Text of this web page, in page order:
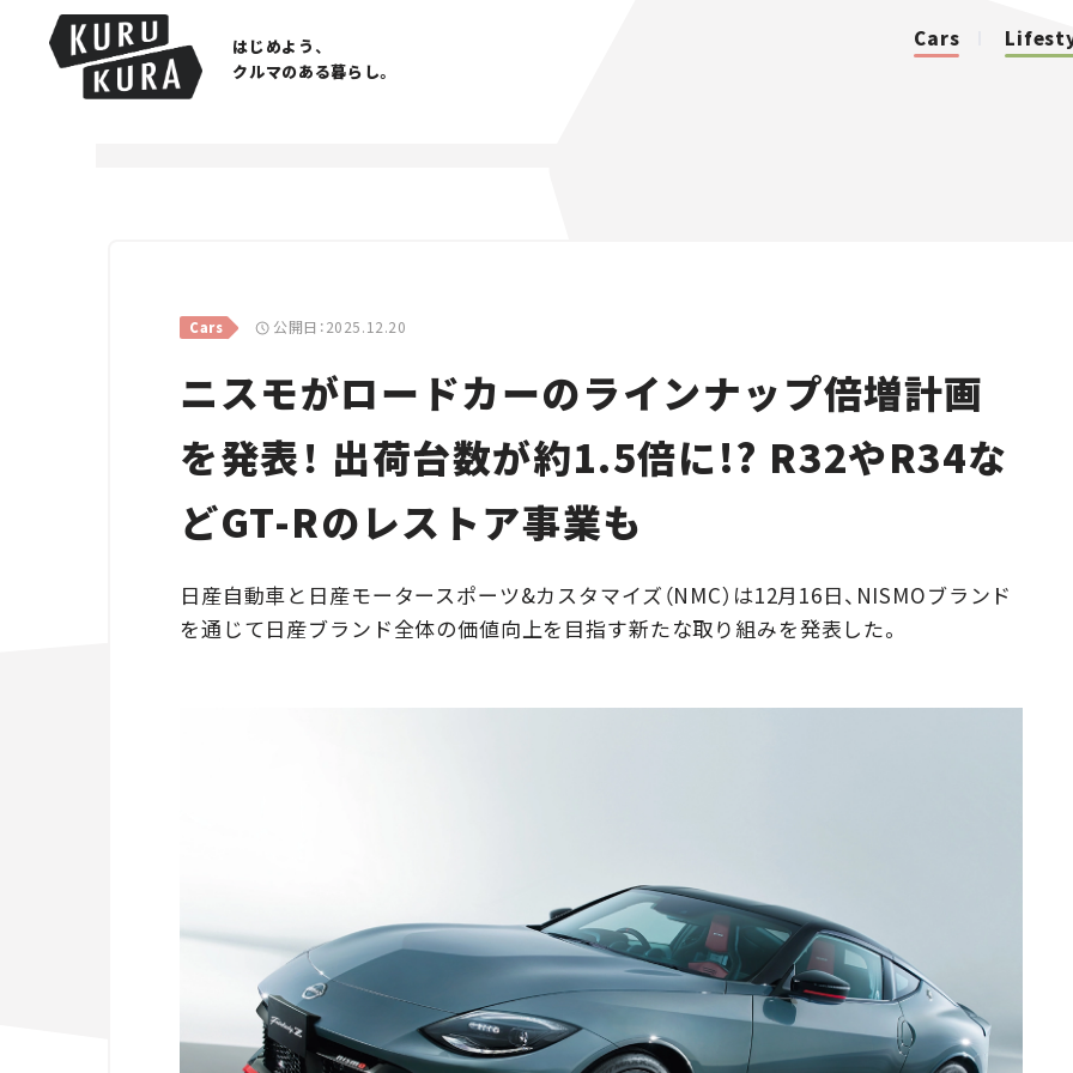
はじめよう、
クルマのある暮らし。
Cars
Cars 公開日：2025.12.20
ニスモがロードカーのラインナップ倍増計画
を発表！ 出荷台数が約1.5倍に!? R32やR34な
どGT-Rのレストア事業も
日産自動車と日産モータースポーツ&カスタマイズ（NMC）は12月16日、NISMOブランド
を通じて日産ブランド全体の価値向上を目指す新たな取り組みを発表した。
Traffic
Special